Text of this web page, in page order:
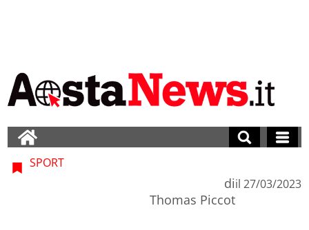
SPORT
di
Thomas Piccot
il 27/03/2023